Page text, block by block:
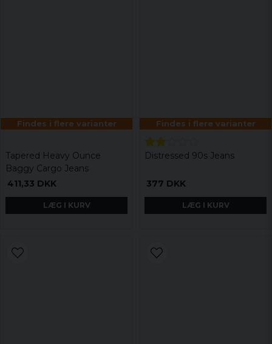
Findes i flere varianter
Tapered Heavy Ounce
Baggy Cargo Jeans
411,33 DKK
LÆG I KURV
Findes i flere varianter
Distressed 90s Jeans
377 DKK
LÆG I KURV